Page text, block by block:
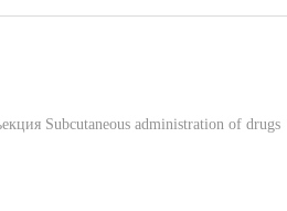
Subcutaneous administration of drugs